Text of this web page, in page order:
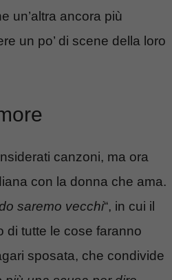
un’altra ancora più
un po’ di scene della loro
canzoni, ma ora
con la donna che ama.
saremo vecchi“, in cui il
di tutte le cose faranno
sposata, che condivide